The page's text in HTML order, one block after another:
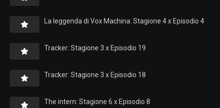
La leggenda di Vox Machina: Stagione 4 x Episodio 4
Tracker: Stagione 3 x Episodio 19
Tracker: Stagione 3 x Episodio 18
The intern: Stagione 6 x Episodio 8